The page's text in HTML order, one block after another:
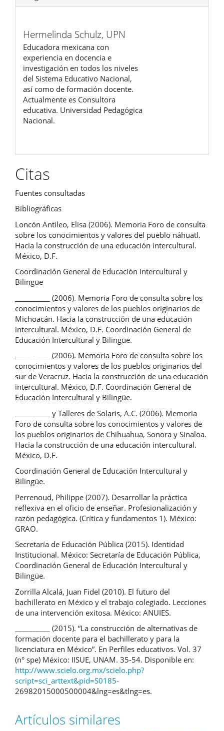
Hermelinda Schulz, UPN
Educadora mexicana con
experiencia en docencia e
investigación en todos los niveles
del Sistema Educativo Nacional,
así como de formación docente.
Actualmente es Consultora
educativa. Universidad Pedagógica
Nacional.
Citas
Fuentes consultadas
Bibliográficas
Loncón Antileo, Elisa (2006). Memoria Foro de consulta
sobre los conocimientos y valores del pueblo náhuatl.
Hacia la construcción de una educación intercultural.
México, D.F.
Coordinación General de Educación Intercultural y
Bilingüe
__________ (2006). Memoria Foro de consulta sobre los
conocimientos y valores de los pueblos originarios de
Michoacán. Hacia la construcción de una educación
intercultural. México, D.F. Coordinación General de
Educación Intercultural y Bilingüe.
__________ (2006). Memoria Foro de consulta sobre los
conocimientos y valores de los pueblos originarios del
sur de Veracruz. Hacia la construcción de una educación
intercultural. México, D.F. Coordinación General de
Educación Intercultural y Bilingüe.
__________ y Talleres de Solaris, A.C. (2006). Memoria
Foro de consulta sobre los conocimientos y valores de
los pueblos originarios de Chihuahua, Sonora y Sinaloa.
Hacia la construcción de una educación intercultural.
México, D.F.
Coordinación General de Educación Intercultural y
Bilingüe.
Perrenoud, Philippe (2007). Desarrollar la práctica
reflexiva en el oficio de enseñar. Profesionalización y
razón pedagógica. (Crítica y fundamentos 1). México:
GRAO.
Secretaría de Educación Pública (2015). Identidad
Institucional. México: Secretaría de Educación Pública,
Coordinación General de Educación Intercultural y
Bilingüe.
Zorrilla Alcalá, Juan Fidel (2010). El futuro del
bachillerato en México y el trabajo colegiado. Lecciones
de una intervención exitosa. México: ANUIES.
__________ (2015). “La construcción de alternativas de
formación docente para el bachillerato y para la
licenciatura en México”. En Perfiles educativos. Vol. 37
(n° spe) México: IISUE, UNAM. 35-54. Disponible en:
http://www.scielo.org.mx/scielo.php?
script=sci_arttext&pid=S0185-
26982015000500004&lng=es&tlng=es.
Artículos similares